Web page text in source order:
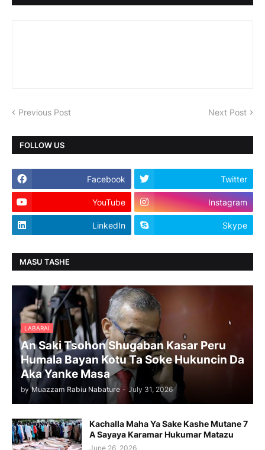
Previous Post Next Post
FOLLOW US
Facebook Twitter
YouTube Instagram
LinkedIn Skype
MASU TASHE
LABARAI
An Saki Tsohon Shugaban Kasar Peru
Humala Bayan Kotu Ta Soke Hukuncin Da
Aka Yanke Masa
by Muazzam Rabiu Nabature - July 31, 2026
Kachalla Maha Ya Sake Kashe Mutane 7
A Sayaya Karamar Hukumar Matazu
June 26, 2026